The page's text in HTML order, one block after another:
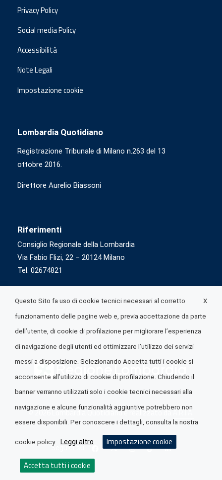
Privacy Policy
Social media Policy
Accessibilità
Note Legali
Impostazione cookie
Lombardia Quotidiano
Registrazione Tribunale di Milano n.263 del 13
ottobre 2016.
Direttore Aurelio Biassoni
Riferimenti
Consiglio Regionale della Lombardia
Via Fabio Flizi, 22 – 20124 Milano
Tel. 02674821
© 2026 Lombardia Quotidiano è realizzato daA.R.I.A.
Seguici su
X
Questo Sito fa uso di cookie tecnici necessari al corretto
funzionamento delle pagine web e, previa accettazione da parte
dell’utente, di cookie di profilazione per migliorare l’esperienza
di navigazione degli utenti ed ottimizzare l’utilizzo dei servizi
messi a disposizione. Selezionando Accetta tutti i cookie si
acconsente all’utilizzo di cookie di profilazione. Chiudendo il
banner verranno utilizzati solo i cookie tecnici necessari alla
navigazione e alcune funzionalità aggiuntive potrebbero non
essere disponibili. Per conoscere i dettagli, consulta la nostra
cookie policy Leggi altro Impostazione cookie
Accetta tutti i cookie